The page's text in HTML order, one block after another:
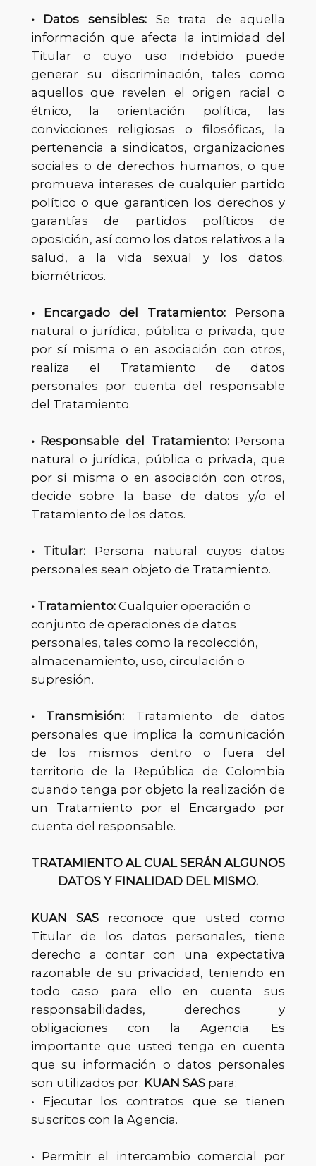
• Datos sensibles:Se trata de aquella
información que afecta la intimidad del
Titular o cuyo uso indebido puede
generar su discriminación, tales como
aquellos que revelen el origen racial o
étnico, la orientación política, las
convicciones religiosas o filosóficas, la
pertenencia a sindicatos, organizaciones
sociales o de derechos humanos, o que
promueva intereses de cualquier partido
político o que garanticen los derechos y
garantías de partidos políticos de
oposición, así como los datos relativos a la
salud, a la vida sexual y los datos.
biométricos.
• Encargado del Tratamiento: Persona
natural o jurídica, pública o privada, que
por sí misma o en asociación con otros,
realiza el Tratamiento de datos
personales por cuenta del responsable
del Tratamiento.
• Responsable del Tratamiento:Persona
natural o jurídica, pública o privada, que
por sí misma o en asociación con otros,
decide sobre la base de datos y/o el
Tratamiento de los datos.
• Titular: Persona natural cuyos datos
personales sean objeto de Tratamiento.
• Tratamiento:Cualquier operación o
conjunto de operaciones de datos
personales, tales como la recolección,
almacenamiento, uso, circulación o
supresión.
• Transmisión: Tratamiento de datos
personales que implica la comunicación
de los mismos dentro o fuera del
territorio de la República de Colombia
cuando tenga por objeto la realización de
un Tratamiento por el Encargado por
cuenta del responsable.
TRATAMIENTO AL CUAL SERÁN ALGUNOS
DATOS Y FINALIDAD DEL MISMO.
KUAN SASreconoce que usted como
Titular de los datos personales, tiene
derecho a contar con una expectativa
razonable de su privacidad, teniendo en
todo caso para ello en cuenta sus
responsabilidades, derechos y
obligaciones con la Agencia. Es
importante que usted tenga en cuenta
que su información o datos personales
son utilizados por: KUAN SASpara:
• Ejecutar los contratos que se tienen
suscritos con la Agencia.
• Permitir el intercambio comercial por